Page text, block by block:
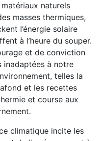
naturels
masses thermiques,
l’énergie solaire
à l’heure du souper.
et de conviction
inadaptées à notre
telles la
et les recettes
et course aux
climatique incite les